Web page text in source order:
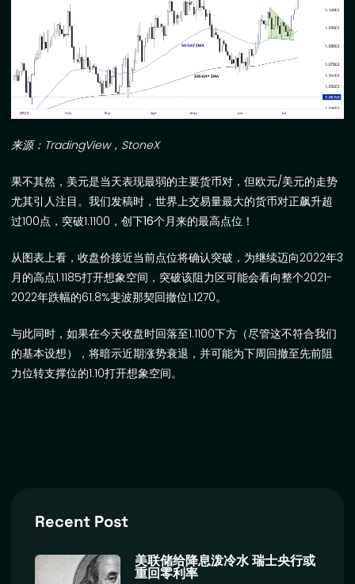
来源： TradingView， StoneX
果不其然，美元是当天表现最弱的主要货币对，但欧元/美元的走势
尤其引人注目。我们发稿时，世界上交易量最大的货币对正飙升超
过100点，突破1.1100 ，创下16个月来的最高点位 ！
从图表上看，收盘价接近当前点位将确认突破，为继续迈向2022年3
月的高点1.1185打开想象空间，突破该阻力区可能会看向整个2021-
2022年跌幅的61.8%斐波那契回撤位1.1270。
与此同时，如果在今天收盘时回落至1.1100下方（尽管这不符合我们
的基本设想），将暗示近期涨势衰退，并可能为下周回撤至先前阻
力位转支撑位的1.10打开想象空间。
Recent Post
美联储给降息泼冷水 瑞士央行或
重回零利率